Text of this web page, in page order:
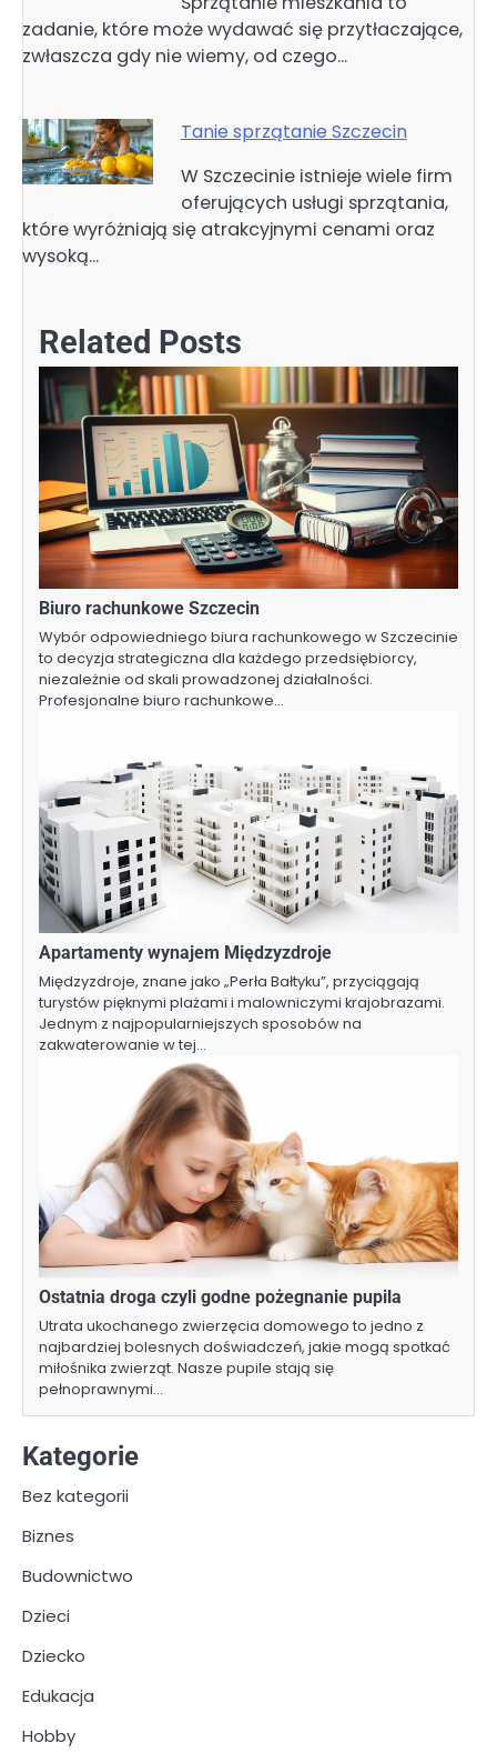
zadanie, które może wydawać się przytłaczające,
zwłaszcza gdy nie wiemy, od czego…
Tanie sprzątanie Szczecin
W Szczecinie istnieje wiele firm
oferujących usługi sprzątania,
które wyróżniają się atrakcyjnymi cenami oraz
wysoką…
Related Posts
Biuro rachunkowe Szczecin
Wybór odpowiedniego biura rachunkowego w Szczecinie
to decyzja strategiczna dla każdego przedsiębiorcy,
niezależnie od skali prowadzonej działalności.
Profesjonalne biuro rachunkowe…
Apartamenty wynajem Międzyzdroje
Międzyzdroje, znane jako „Perła Bałtyku”, przyciągają
turystów pięknymi plażami i malowniczymi krajobrazami.
Jednym z najpopularniejszych sposobów na
zakwaterowanie w tej…
Ostatnia droga czyli godne pożegnanie pupila
Utrata ukochanego zwierzęcia domowego to jedno z
najbardziej bolesnych doświadczeń, jakie mogą spotkać
miłośnika zwierząt. Nasze pupile stają się
pełnoprawnymi…
Kategorie
Bez kategorii
Biznes
Budownictwo
Dzieci
Dziecko
Edukacja
Hobby